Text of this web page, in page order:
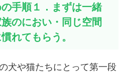
手順１．まずは一緒
のにおい・同じ空間
れてもらう。
犬や猫たちにとって第一段